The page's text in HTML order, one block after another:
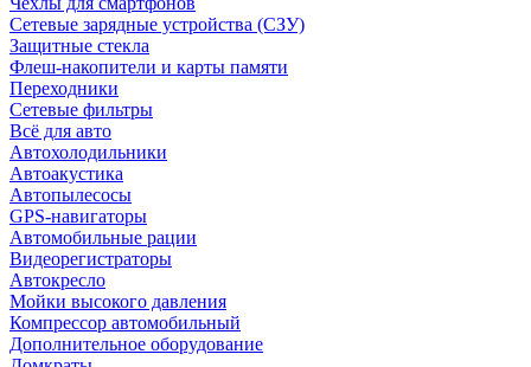
Сетевые зарядные устройства (СЗУ)
Защитные стекла
Флеш-накопители и карты памяти
Переходники
Сетевые фильтры
Всё для авто
Автохолодильники
Автоакустика
Автопылесосы
GPS-навигаторы
Автомобильные рации
Видеорегистраторы
Автокресло
Мойки высокого давления
Компрессор автомобильный
Дополнительное оборудование